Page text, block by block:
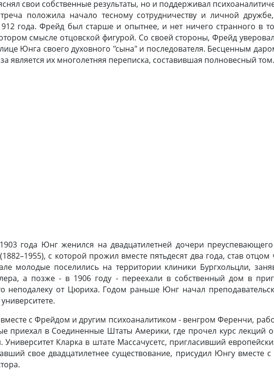
свои собственные результаты, но и поддерживал
положила начало тесному сотрудничеству и личной
года. Фрейд был старше и опытнее, и нет ничего странного в
смысле отцовской фигурой. Со своей стороны, Фрейд
Юнга своего духовного "сына" и последователя. Бесценным
является их многолетняя переписка, составившая полновесный том.
года Юнг женился на двадцатилетней дочери
с которой прожил вместе пятьдесят два года, став
молодые поселились на территории клиники Бургхольцли,
а позже - в 1906 году - переехали в собственный дом в
неподалеку от Цюриха. Годом раньше Юнг начал
вместе с Фрейдом и другим психоаналитиком - венгром Ференчи,
приехал в Соединенные Штаты Америки, где прочел курс лекций
Университет Кларка в штате Массачусетс, пригласивший
свое двадцатилетнее существование, присудил Юнгу вместе